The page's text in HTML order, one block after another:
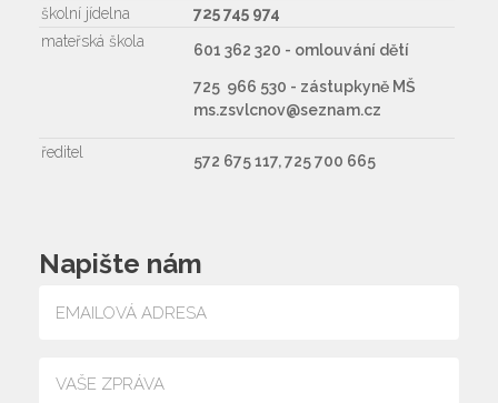
školní jídelna
725 745 974
mateřská škola
601 362 320 - omlouvání dětí
725 966 530 - zástupkyně MŠ
ms.zsvlcnov@seznam.cz
ředitel 572 675 117, 725 700 665
Napište nám